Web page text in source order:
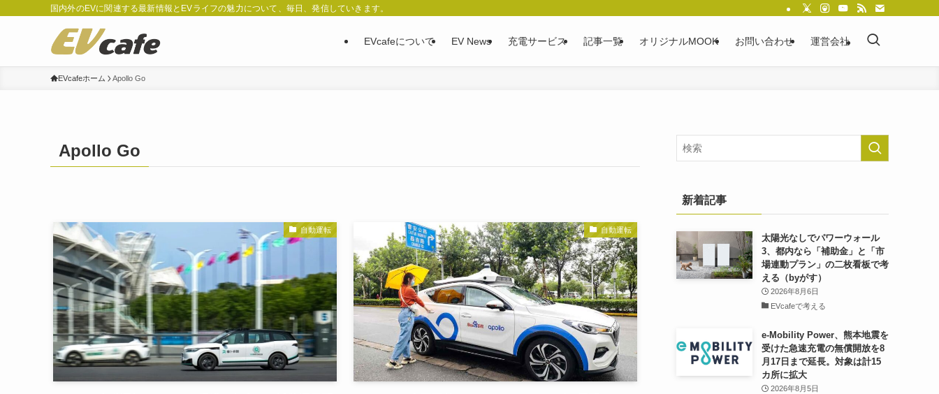
国内外のEVに関連する最新情報とEVライフの魅力について、毎日、発信していきます。
EVcafeについて EV News 充電サービス 記事一覧 オリジナルMOOK お問い合わせ 運営会社
EVcafeホーム Apollo Go
Apollo Go
自動運転 自動運転
新着記事
太陽光なしでパワーウォール
3、都内なら「補助金」と「市
場連動プラン」の二枚看板で考
える（byがす）
2026年8月6日
EVcafeで考える
e-Mobility Power、熊本地震を
受けた急速充電の無償開放を8
月17日まで延長。対象は計15
カ所に拡大
2026年8月5日